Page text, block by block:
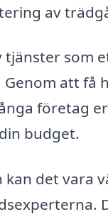
av
som
att få
företag
budget.
det vara